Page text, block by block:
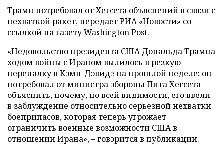
Трамп потребовал от Хегсета объяснений в связи с
нехваткой ракет, передаетРИА «Новости» со
ссылкой на газетуWashington Post.
«Недовольство президента США Дональда Трампа
ходом войны с Ираном вылилось в резкую
перепалку в Кэмп-Дэвиде на прошлой неделе: он
потребовал от министра обороны Пита Хегсета
объяснить, почему, по всей видимости, его ввели
в заблуждение относительно серьезной нехватки
боеприпасов, которая теперь угрожает
ограничить военные возможности США в
отношении Ирана», – говорится в публикации.